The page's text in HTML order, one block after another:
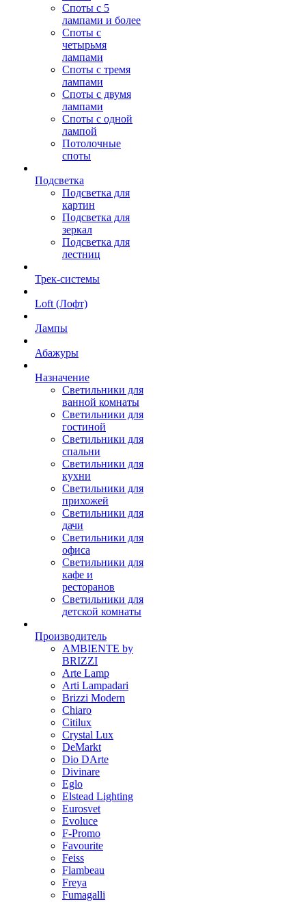
Споты с 5
лампами и более
Споты с
четырьмя
лампами
Споты с тремя
лампами
Споты с двумя
лампами
Споты с одной
лампой
Потолочные
споты
Подсветка
Подсветка для
картин
Подсветка для
зеркал
Подсветка для
лестниц
Трек-системы
Loft (Лофт)
Лампы
Абажуры
Назначение
Светильники для
ванной комнаты
Светильники для
гостиной
Светильники для
спальни
Светильники для
кухни
Светильники для
прихожей
Светильники для
дачи
Светильники для
офиса
Светильники для
кафе и
ресторанов
Светильники для
детской комнаты
Производитель
AMBIENTE by
BRIZZI
Arte Lamp
Arti Lampadari
Brizzi Modern
Chiaro
Citilux
Crystal Lux
DeMarkt
Dio DArte
Divinare
Eglo
Elstead Lighting
Eurosvet
Evoluce
F-Promo
Favourite
Feiss
Flambeau
Freya
Fumagalli